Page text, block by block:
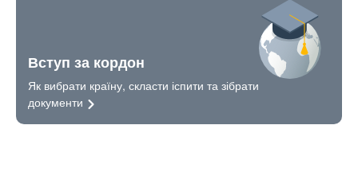
Вступ за кордон
Як вибрати країну, скласти іспити та зібрати
документи